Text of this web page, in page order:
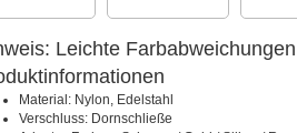
Leichte
Material: Nylon, Edelstahl
Verschluss: Dornschließe